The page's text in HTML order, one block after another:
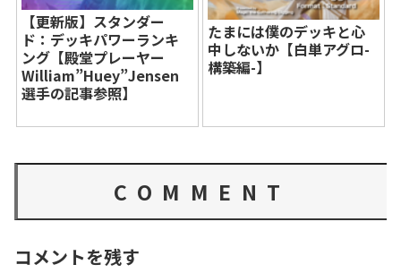
【更新版】スタンダー
ド：デッキパワーランキ
ング【殿堂プレーヤー
William”Huey”Jensen
選手の記事参照】
たまには僕のデッキと心
中しないか【白単アグロ-
構築編-】
COMMENT
コメントを残す